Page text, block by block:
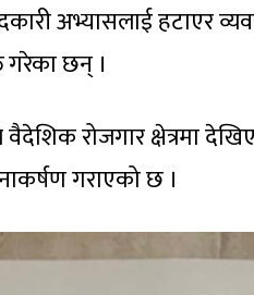
अभ्यासलाई हटाएर
गरेका छन् ।
वैदेशिक रोजगार क्षेत्रमा
गराएको छ ।